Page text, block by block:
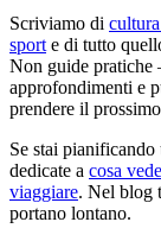
Scriviamo di
sport e di tutto
Non guide
approfondimenti e
prendere il
Se stai
dedicate a cosa
viaggiare. Nel blog
portano lontano.